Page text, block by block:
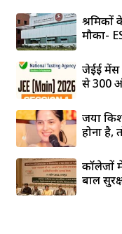
श्रमिकों
मौका-
जेईई मेंस
से 300
जया
होना है,
कॉलेजों में
बाल